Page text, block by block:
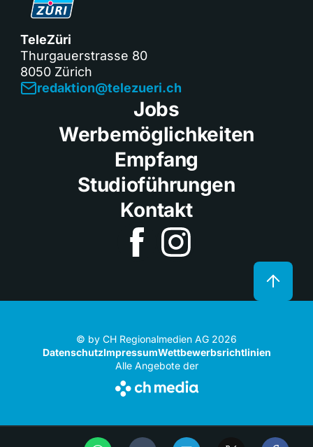
TeleZüri
Thurgauerstrasse 80
8050 Zürich
redaktion@telezueri.ch
Jobs
Werbemöglichkeiten
Empfang
Studioführungen
Kontakt
© by CH Regionalmedien AG 2026
DatenschutzImpressumWettbewerbsrichtlinien
Alle Angebote der